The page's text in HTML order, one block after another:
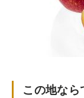
BUSINESS
法人・自治体
この地なら